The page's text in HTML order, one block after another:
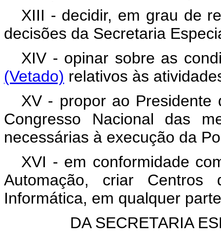
XIII - decidir, em grau de
decisões da Secretaria
XIV - opinar sobre as
(Vetado) relativos às
XV - propor ao Presidente
Congresso Nacional das
necessárias à execução da
XVI - em conformidade
Automação, criar
Informática, em qualquer
DA SECRETARIA